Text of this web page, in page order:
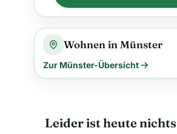
Wohnen in Münster
Zur Münster-Übersicht
Leider ist heute nichts